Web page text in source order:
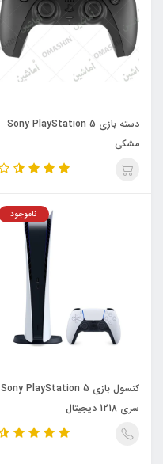
دسته بازی Sony PlayStation 5
مشکی
ناموجود
کنسول بازی Sony PlayStation 5
سری 1218 دیجیتال